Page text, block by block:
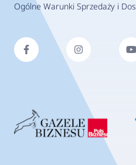
Ogólne Warunki Sprzedaży i